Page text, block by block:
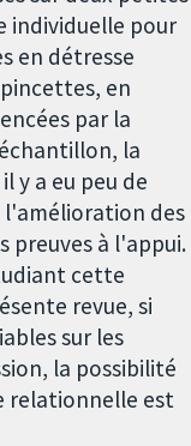
individuelle pour
en détresse
en
par la
la
y a eu peu de
l'amélioration des
preuves à l'appui.
cette
revue, si
sur les
la possibilité
relationnelle est